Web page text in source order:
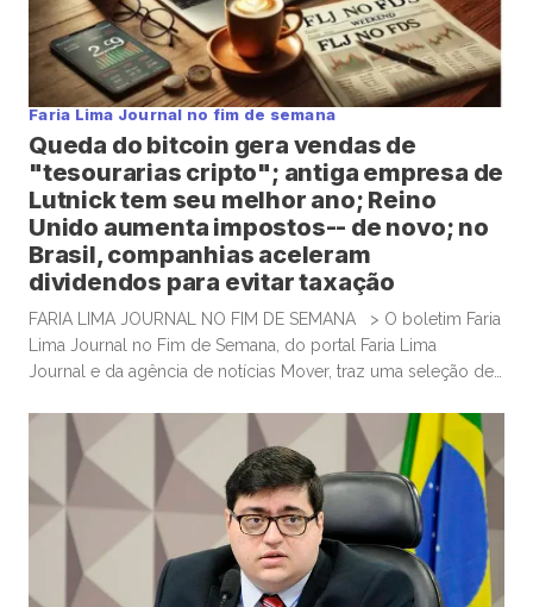
Faria Lima Journal no fim de semana
Queda do bitcoin gera vendas de
"tesourarias cripto"; antiga empresa de
Lutnick tem seu melhor ano; Reino
Unido aumenta impostos-- de novo; no
Brasil, companhias aceleram
dividendos para evitar taxação
FARIA LIMA JOURNAL NO FIM DE SEMANA > O boletim Faria
Lima Journal no Fim de Semana, do portal Faria Lima
Journal e da agência de notícias Mover, traz uma seleção de
algum tempo no sábado e domingo para leituras mais
aprofundadas de boas histórias e materiais informativos.
Empresas que acumulam bitcoin […]